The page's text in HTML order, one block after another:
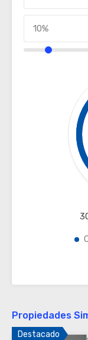
Propiedades
Destacado